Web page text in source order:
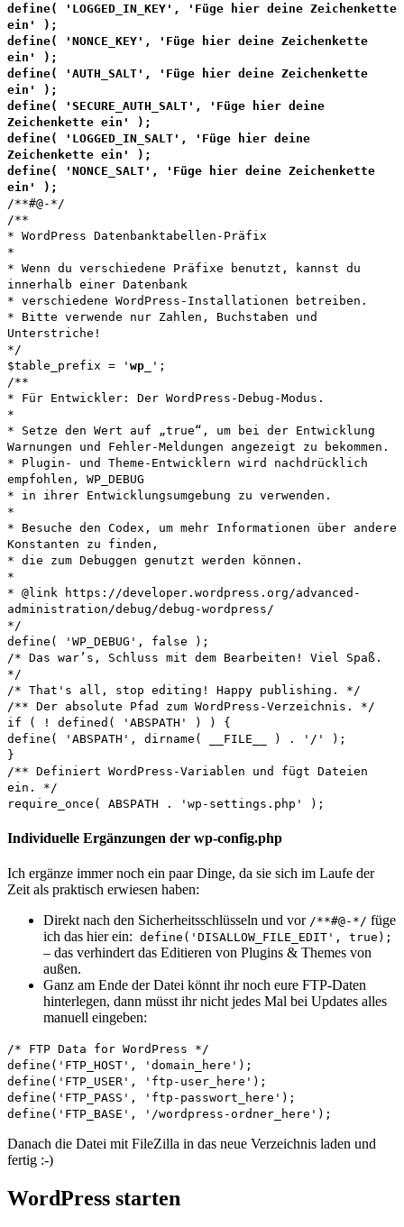
define( 'LOGGED_IN_KEY', 'Füge hier deine Zeichenkette
ein' );
define( 'NONCE_KEY', 'Füge hier deine Zeichenkette
ein' );
define( 'AUTH_SALT', 'Füge hier deine Zeichenkette
ein' );
define( 'SECURE_AUTH_SALT', 'Füge hier deine
Zeichenkette ein' );
define( 'LOGGED_IN_SALT', 'Füge hier deine
Zeichenkette ein' );
define( 'NONCE_SALT', 'Füge hier deine Zeichenkette
ein' );
/**#@-*/
/**
* WordPress Datenbanktabellen-Präfix
*
* Wenn du verschiedene Präfixe benutzt, kannst du
innerhalb einer Datenbank
* verschiedene WordPress-Installationen betreiben.
* Bitte verwende nur Zahlen, Buchstaben und
Unterstriche!
*/
$table_prefix = ' wp _';
/**
* Für Entwickler: Der WordPress-Debug-Modus.
*
* Setze den Wert auf „true“, um bei der Entwicklung
Warnungen und Fehler-Meldungen angezeigt zu bekommen.
* Plugin- und Theme-Entwicklern wird nachdrücklich
empfohlen, WP_DEBUG
* in ihrer Entwicklungsumgebung zu verwenden.
*
* Besuche den Codex, um mehr Informationen über andere
Konstanten zu finden,
* die zum Debuggen genutzt werden können.
*
* @link https://developer.wordpress.org/advanced-
administration/debug/debug-wordpress/
*/
define( 'WP_DEBUG', false );
/* Das war’s, Schluss mit dem Bearbeiten! Viel Spaß.
*/
/* That's all, stop editing! Happy publishing. */
/** Der absolute Pfad zum WordPress-Verzeichnis. */
if ( ! defined( 'ABSPATH' ) ) {
define( 'ABSPATH', dirname( __FILE__ ) . '/' );
}
/** Definiert WordPress-Variablen und fügt Dateien
ein. */
require_once( ABSPATH . 'wp-settings.php' );
Individuelle Ergänzungen der wp-config.php
Ich ergänze immer noch ein paar Dinge, da sie sich im Laufe der
Zeit als praktisch erwiesen haben:
Direkt nach den Sicherheitsschlüsseln und vor /**#@-*/ füge
ich das hier ein: define('DISALLOW_FILE_EDIT', true);
– das verhindert das Editieren von Plugins & Themes von
außen.
Ganz am Ende der Datei könnt ihr noch eure FTP-Daten
hinterlegen, dann müsst ihr nicht jedes Mal bei Updates alles
manuell eingeben:
/* FTP Data for WordPress */
define('FTP_HOST', 'domain_here');
define('FTP_USER', 'ftp-user_here');
define('FTP_PASS', 'ftp-passwort_here');
define('FTP_BASE', '/wordpress-ordner_here');
Danach die Datei mit FileZilla in das neue Verzeichnis laden und
fertig :-)
WordPress starten